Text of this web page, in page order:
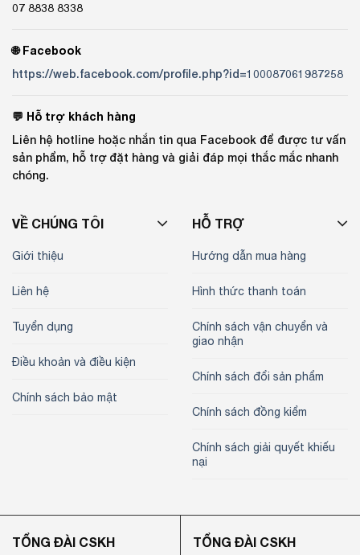
07 8838 8338
🌐 Facebook
https://web.facebook.com/profile.php?id=100087061987258
💬 Hỗ trợ khách hàng
Liên hệ hotline hoặc nhắn tin qua Facebook để được tư vấn
sản phẩm, hỗ trợ đặt hàng và giải đáp mọi thắc mắc nhanh
chóng.
VỀ CHÚNG TÔI
Giới thiệu
Liên hệ
Tuyển dụng
Điều khoản và điều kiện
Chính sách bảo mật
HỖ TRỢ
Hướng dẫn mua hàng
Hình thức thanh toán
Chính sách vận chuyển và
giao nhận
Chính sách đổi sản phẩm
Chính sách đồng kiểm
Chính sách giải quyết khiếu
nại
TỔNG ĐÀI CSKH TỔNG ĐÀI CSKH